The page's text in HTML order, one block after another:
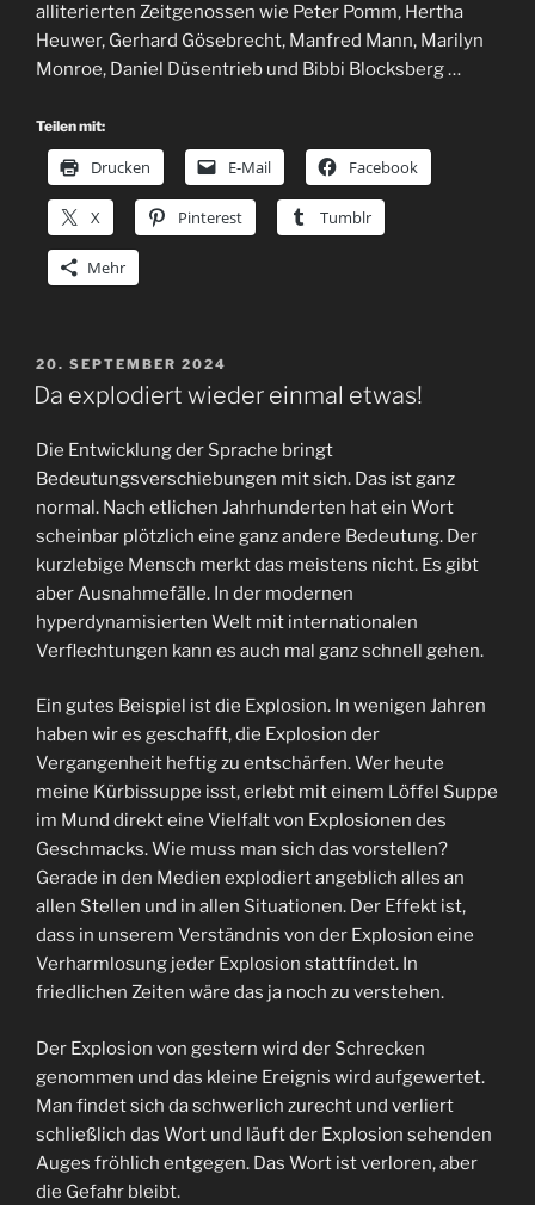
alliterierten Zeitgenossen wie Peter Pomm, Hertha
Heuwer, Gerhard Gösebrecht, Manfred Mann, Marilyn
Monroe, Daniel Düsentrieb und Bibbi Blocksberg …
Teilen mit:
Drucken E-Mail Facebook
X Pinterest Tumblr
Mehr
VERÖFFENTLICHT
AM
20. SEPTEMBER 2024
Da explodiert wieder einmal etwas!
Die Entwicklung der Sprache bringt
Bedeutungsverschiebungen mit sich. Das ist ganz
normal. Nach etlichen Jahrhunderten hat ein Wort
scheinbar plötzlich eine ganz andere Bedeutung. Der
kurzlebige Mensch merkt das meistens nicht. Es gibt
aber Ausnahmefälle. In der modernen
hyperdynamisierten Welt mit internationalen
Verflechtungen kann es auch mal ganz schnell gehen.
Ein gutes Beispiel ist die Explosion. In wenigen Jahren
haben wir es geschafft, die Explosion der
Vergangenheit heftig zu entschärfen. Wer heute
meine Kürbissuppe isst, erlebt mit einem Löffel Suppe
im Mund direkt eine Vielfalt von Explosionen des
Geschmacks. Wie muss man sich das vorstellen?
Gerade in den Medien explodiert angeblich alles an
allen Stellen und in allen Situationen. Der Effekt ist,
dass in unserem Verständnis von der Explosion eine
Verharmlosung jeder Explosion stattfindet. In
friedlichen Zeiten wäre das ja noch zu verstehen.
Der Explosion von gestern wird der Schrecken
genommen und das kleine Ereignis wird aufgewertet.
Man findet sich da schwerlich zurecht und verliert
schließlich das Wort und läuft der Explosion sehenden
Auges fröhlich entgegen. Das Wort ist verloren, aber
die Gefahr bleibt.